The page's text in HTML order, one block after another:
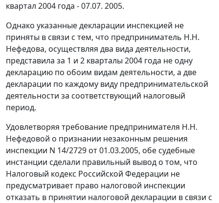
квартал 2004 года - 07.07. 2005.
Однако указанные декларации инспекцией не
приняты в связи с тем, что предприниматель Н.Н.
Нефедова, осуществляя два вида деятельности,
представила за 1 и 2 кварталы 2004 года не одну
декларацию по обоим видам деятельности, а две
декларации по каждому виду предпринимательской
деятельности за соответствующий налоговый
период.
Удовлетворяя требование предпринимателя Н.Н.
Нефедовой о признании незаконным решения
инспекции N 14/2729 от 01.03.2005, обе судебные
инстанции сделали правильный вывод о том, что
Налоговый кодекс Российской Федерации не
предусматривает право налоговой инспекции
отказать в принятии налоговой декларации в связи с